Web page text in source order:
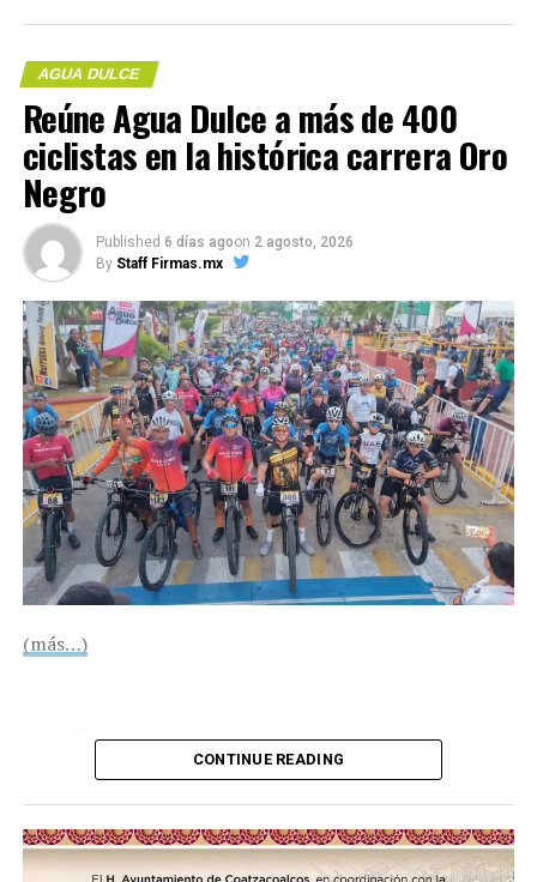
Me gusta esto:
COMPARTE ESTA INFORMACIÓN
AGUA DULCE
Reúne Agua Dulce a más de 400
ciclistas en la histórica carrera Oro
Negro
Published 6 días agoon 2 agosto, 2026
By Staff Firmas.mx
(más…)
CONTINUE READING